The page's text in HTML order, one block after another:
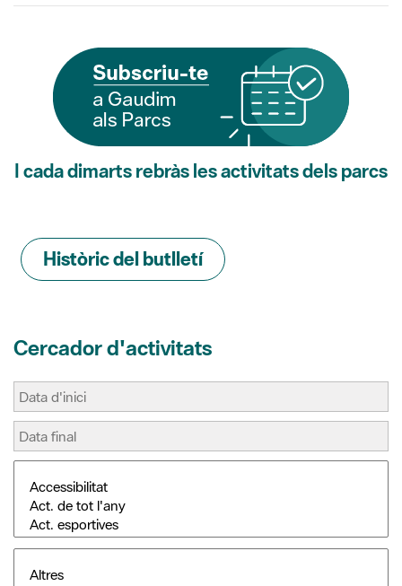
I cada dimarts rebràs les activitats dels parcs
Cercador d'activitats